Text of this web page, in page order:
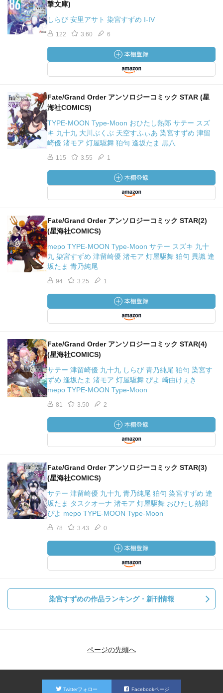
撃文庫)
しらび 安里アサト 染宮すずめ I-IV
122 3.60 6
Fate/Grand Order アンソロジーコミック STAR (星
海社COMICS)
TYPE-MOON Type-Moon おひたし熱郎 サテー スズ
キ 九十九 大川ぶくぶ 天空すふぃあ 染宮すずめ 津留
崎優 渚モア 灯屋駆舞 狛句 逢坂たま 黒八
115 3.55 1
Fate/Grand Order アンソロジーコミック STAR(2)
(星海社COMICS)
mepo TYPE-MOON Type-Moon サテー スズキ 九十
九 染宮すずめ 津留崎優 渚モア 灯屋駆舞 狛句 異識 逢
坂たま 青乃純尾
94 3.25 1
Fate/Grand Order アンソロジーコミック STAR(4)
(星海社COMICS)
サテー 津留崎優 九十九 しらび 青乃純尾 狛句 染宮す
ずめ 逢坂たま 渚モア 灯屋駆舞 ぴよ 崎由けぇき
mepo TYPE-MOON Type-Moon
81 3.50 2
Fate/Grand Order アンソロジーコミック STAR(3)
(星海社COMICS)
サテー 津留崎優 九十九 青乃純尾 狛句 染宮すずめ 逢
坂たま タスクオーナ 渚モア 灯屋駆舞 おひたし熱郎
ぴよ mepo TYPE-MOON Type-Moon
78 3.43 0
染宮すずめの作品ランキング・新刊情報
ページの先頭へ
Twitterフォロー Facebookページ